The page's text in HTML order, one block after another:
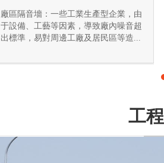
廠區隔音墻：一些工業生產型企業，由
于設備、工藝等因素，導致廠內噪音超
出標準，易對周邊工廠及居民區等造...
工程